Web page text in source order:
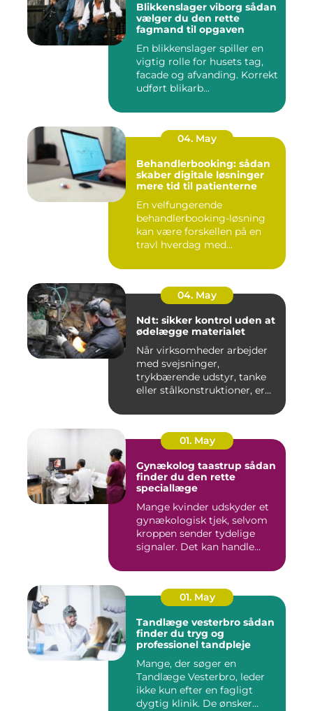
Blikkenslager viborg sådan
vælger du den rette
fagmand til opgaven
En blikkenslager spiller en
vigtig rolle for husets tag,
facade og afvanding. Korrekt
udført blikarb...
04. May
Behandlerbooking: sådan
skaber digitale løsninger
mere tid til patienterne
En velfungerende
behandlerbooking-løsning
kan være forskellen på en
travl hverdag med
04. May
Ndt: sikker kontrol uden at
ødelægge materialet
Når virksomheder arbejder
med svejsninger,
trykbærende udstyr, tanke
eller stålkonstruktioner, er
01. May
Gynækolog taastrup sådan
finder du den rette
speciallæge
Mange kvinder udskyder et
gynækologisk tjek, selvom
kroppen sender tydelige
signaler. Det kan handle...
01. May
Tandlæge vesterbro sådan
finder du tryg og
professionel tandpleje
Mange, der søger en
Tandlæge Vesterbro, leder
ikke kun efter en fagligt
dygtig klinik. De ønsker